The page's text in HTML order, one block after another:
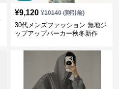
¥9,120 ¥10140(割引前)
30代メンズファッション 無地ジ
ップアップパーカー秋冬新作